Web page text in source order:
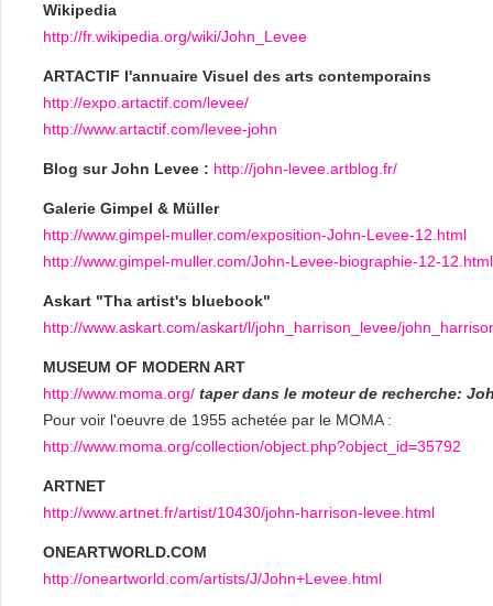
Wikipedia
http://fr.wikipedia.org/wiki/John_Levee
ARTACTIF l'annuaire Visuel des arts contemporains
http://expo.artactif.com/levee/
http://www.artactif.com/levee-john
Blog sur John Levee : http://john-levee.artblog.fr/
Galerie Gimpel & Müller
http://www.gimpel-muller.com/exposition-John-Levee-12.html
http://www.gimpel-muller.com/John-Levee-biographie-12-12.html
Askart "Tha artist's bluebook"
http://www.askart.com/askart/l/john_harrison_levee/
MUSEUM OF MODERN ART
http://www.moma.org/ taper dans le moteur de recherche:
Pour voir l'oeuvre de 1955 achetée par le MOMA :
http://www.moma.org/collection/object.php?object_id=35792
ARTNET
http://www.artnet.fr/artist/10430/john-harrison-levee.html
ONEARTWORLD.COM
http://oneartworld.com/artists/J/John+Levee.html